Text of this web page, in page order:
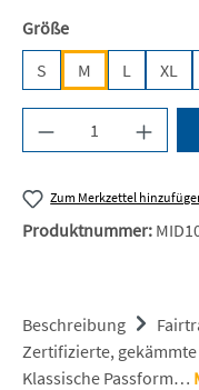
Größeauswählen
S
M L XL
Produkt
Zum Merkzettel
Produktnummer:
Beschreibung
Zertifizierte,
Klassische Passform…